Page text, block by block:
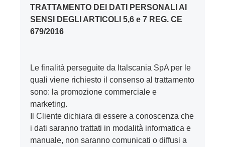
TRATTAMENTO DEI DATI PERSONALI AI
SENSI DEGLI ARTICOLI 5,6 e 7 REG. CE
679/2016
Le finalità perseguite da Italscania SpA per le
quali viene richiesto il consenso al trattamento
sono: la promozione commerciale e
marketing.
Il Cliente dichiara di essere a conoscenza che
i dati saranno trattati in modalità informatica e
manuale, non saranno comunicati o diffusi a